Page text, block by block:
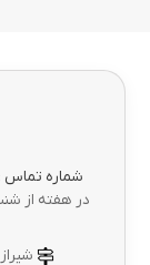
شماره تماس :
شیراز